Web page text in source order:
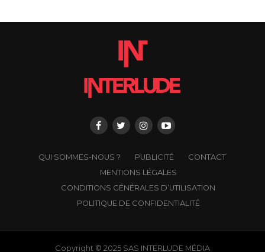
QUI SOMMES-NOUS ? PUBLICITÉ
CONTACT
MENTIONS LÉGALES
CONDITIONS GÉNÉRALES D’UTILISATION
POLITIQUE DE CONFIDENTIALITÉ
Copyright © 2025 SAS INTERLUDE MÉDIA